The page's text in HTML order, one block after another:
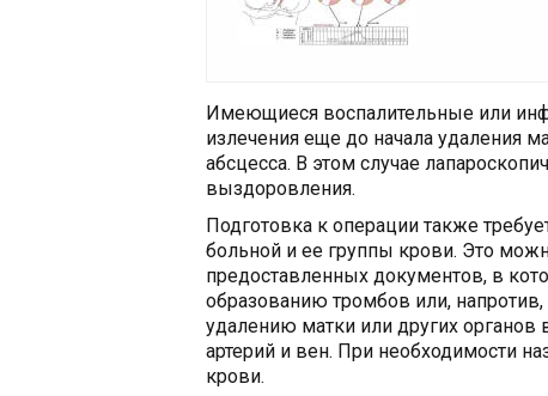
Имеющиеся воспалительные или
излечения еще до начала удаления
абсцесса. В этом случае
выздоровления.
Подготовка к операции также
больной и ее группы крови. Это
предоставленных документов, в
образованию тромбов или,
удалению матки или других органов
артерий и вен. При необходимости
крови.